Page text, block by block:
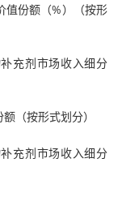
值份额（%）（按形
充剂市场收入细分
（按形式划分）
充剂市场收入细分